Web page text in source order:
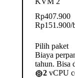
Rp407.900
Rp151.900/
Pilih paket
Biaya
tahun. Bisa
2 vCPU